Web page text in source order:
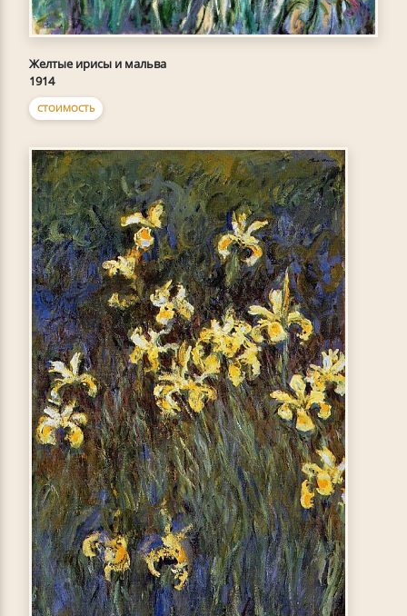
Желтые ирисы и мальва
1914
СТОИМОСТЬ